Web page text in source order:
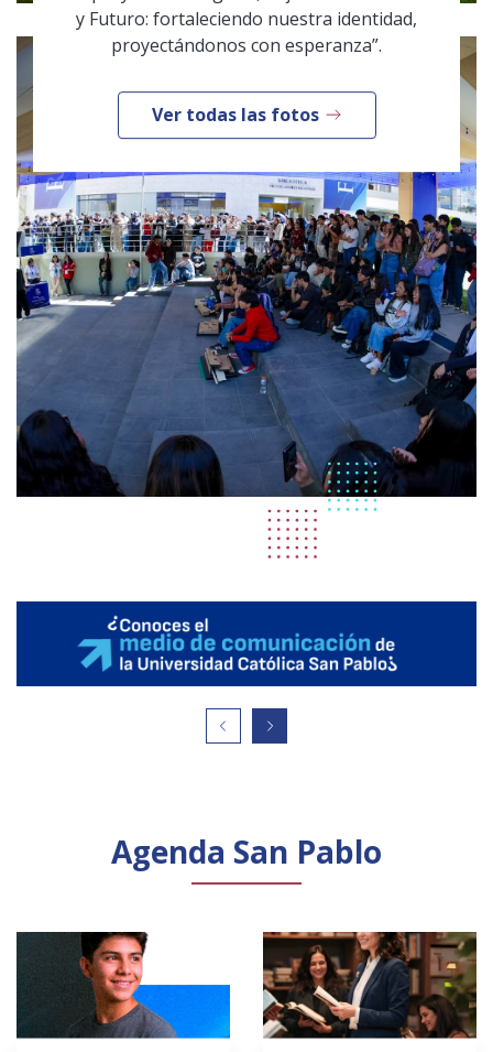
y Futuro: fortaleciendo nuestra identidad,
proyectándonos con esperanza”.
Ver todas las fotos
Agenda San Pablo